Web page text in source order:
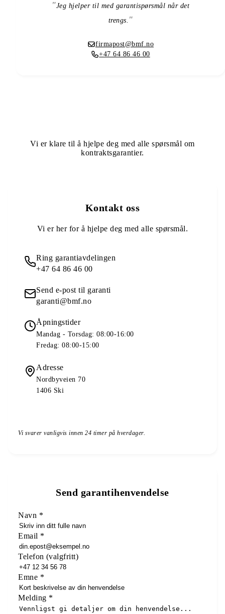
Jeg hjelper til med garantispørsmål når det
trengs.
firmapost@bmf.no
+47 64 86 46 00
Vi er klare til å hjelpe deg med alle spørsmål om
kontraktsgarantier.
Kontakt oss
Vi er her for å hjelpe deg med alle spørsmål.
Ring garantiavdelingen
+47 64 86 46 00
Send e-post til garanti
garanti@bmf.no
Åpningstider
Mandag - Torsdag: 08:00-16:00
Fredag: 08:00-15:00
Adresse
Nordbyveien 70
1406 Ski
Vi svarer vanligvis innen 24 timer på hverdager.
Send garantihenvendelse
Navn *
Email *
Telefon (valgfritt)
Emne *
Melding *